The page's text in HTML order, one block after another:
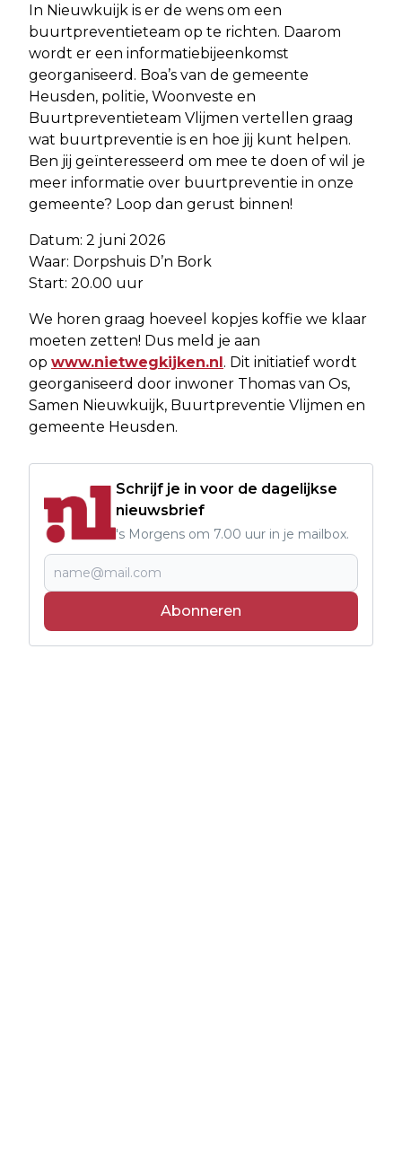
In Nieuwkuijk is er de wens om een
buurtpreventieteam op te richten. Daarom
wordt er een informatiebijeenkomst
georganiseerd. Boa’s van de gemeente
Heusden, politie, Woonveste en
Buurtpreventieteam Vlijmen vertellen graag
wat buurtpreventie is en hoe jij kunt helpen.
Ben jij geïnteresseerd om mee te doen of wil je
meer informatie over buurtpreventie in onze
gemeente? Loop dan gerust binnen!
Datum: 2 juni 2026
Waar: Dorpshuis D’n Bork
Start: 20.00 uur
We horen graag hoeveel kopjes koffie we klaar
moeten zetten! Dus meld je aan
op www.nietwegkijken.nl. Dit initiatief wordt
georganiseerd door inwoner Thomas van Os,
Samen Nieuwkuijk, Buurtpreventie Vlijmen en
gemeente Heusden.
Schrijf je in voor de dagelijkse
nieuwsbrief
's Morgens om 7.00 uur in je mailbox.
Abonneren